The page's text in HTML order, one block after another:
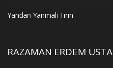
Yandan Yanmalı Fırın
RAZAMAN ERDEM USTA